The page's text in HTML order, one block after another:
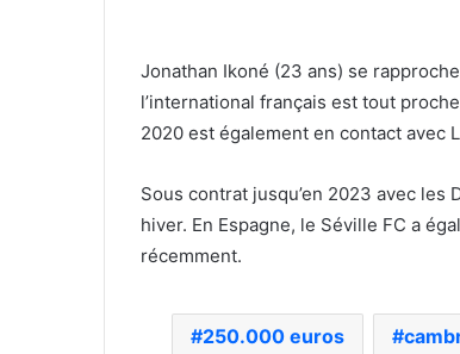
Jonathan Ikoné (23 ans) se
l’international français est tout
2020 est également en contact avec
Sous contrat jusqu’en 2023 avec les
hiver. En Espagne, le Séville FC a
récemment.
250.000 euros